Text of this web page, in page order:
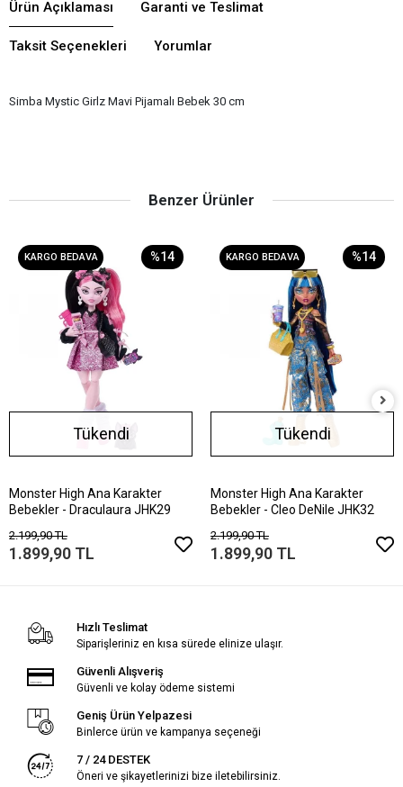
Ürün Açıklaması Garanti ve Teslimat
Taksit Seçenekleri Yorumlar
Simba Mystic Girlz Mavi Pijamalı Bebek 30 cm
Benzer Ürünler
KARGO BEDAVA %14
Tükendi
Monster High Ana Karakter
Bebekler - Draculaura JHK29
2.199,90 TL
1.899,90 TL
KARGO BEDAVA %14
Tükendi
Monster High Ana Karakter
Bebekler - Cleo DeNile JHK32
2.199,90 TL
1.899,90 TL
Hızlı Teslimat
Siparişleriniz en kısa sürede elinize ulaşır.
Güvenli Alışveriş
Güvenli ve kolay ödeme sistemi
Geniş Ürün Yelpazesi
Binlerce ürün ve kampanya seçeneği
7 / 24 DESTEK
Öneri ve şikayetlerinizi bize iletebilirsiniz.